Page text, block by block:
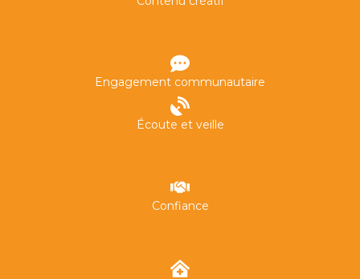
Engagement communautaire
Écoute et veille
Confiance